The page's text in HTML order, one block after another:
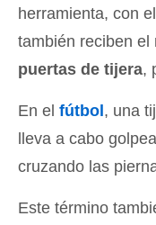
herramienta, con
también reciben el
puertas de tijera,
En el fútbol, una
lleva a cabo
cruzando las
Este término